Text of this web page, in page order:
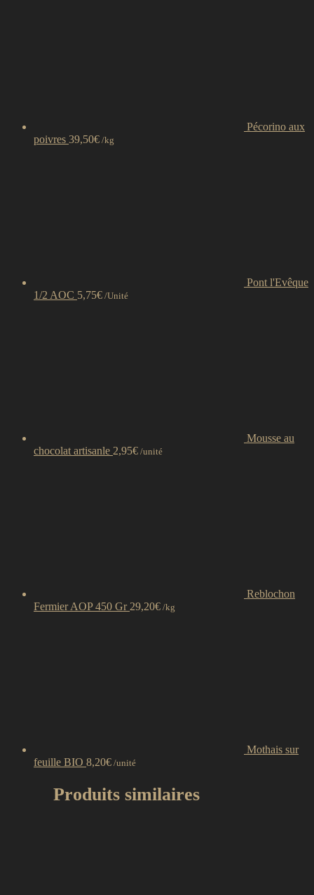
Pécorino aux
poivres 39,50€ /kg
Pont l'Evêque
1/2 AOC 5,75€ /Unité
Mousse au
chocolat artisanle 2,95€ /unité
Reblochon
Fermier AOP 450 Gr 29,20€ /kg
Mothais sur
feuille BIO 8,20€ /unité
Produits similaires